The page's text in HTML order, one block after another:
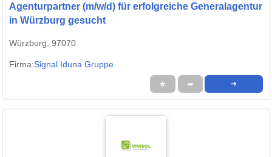
Agenturpartner (m/w/d) für erfolgreiche Generalagentur
in Würzburg gesucht
Würzburg, 97070
Firma:Signal Iduna Gruppe
★ ➦ ➜